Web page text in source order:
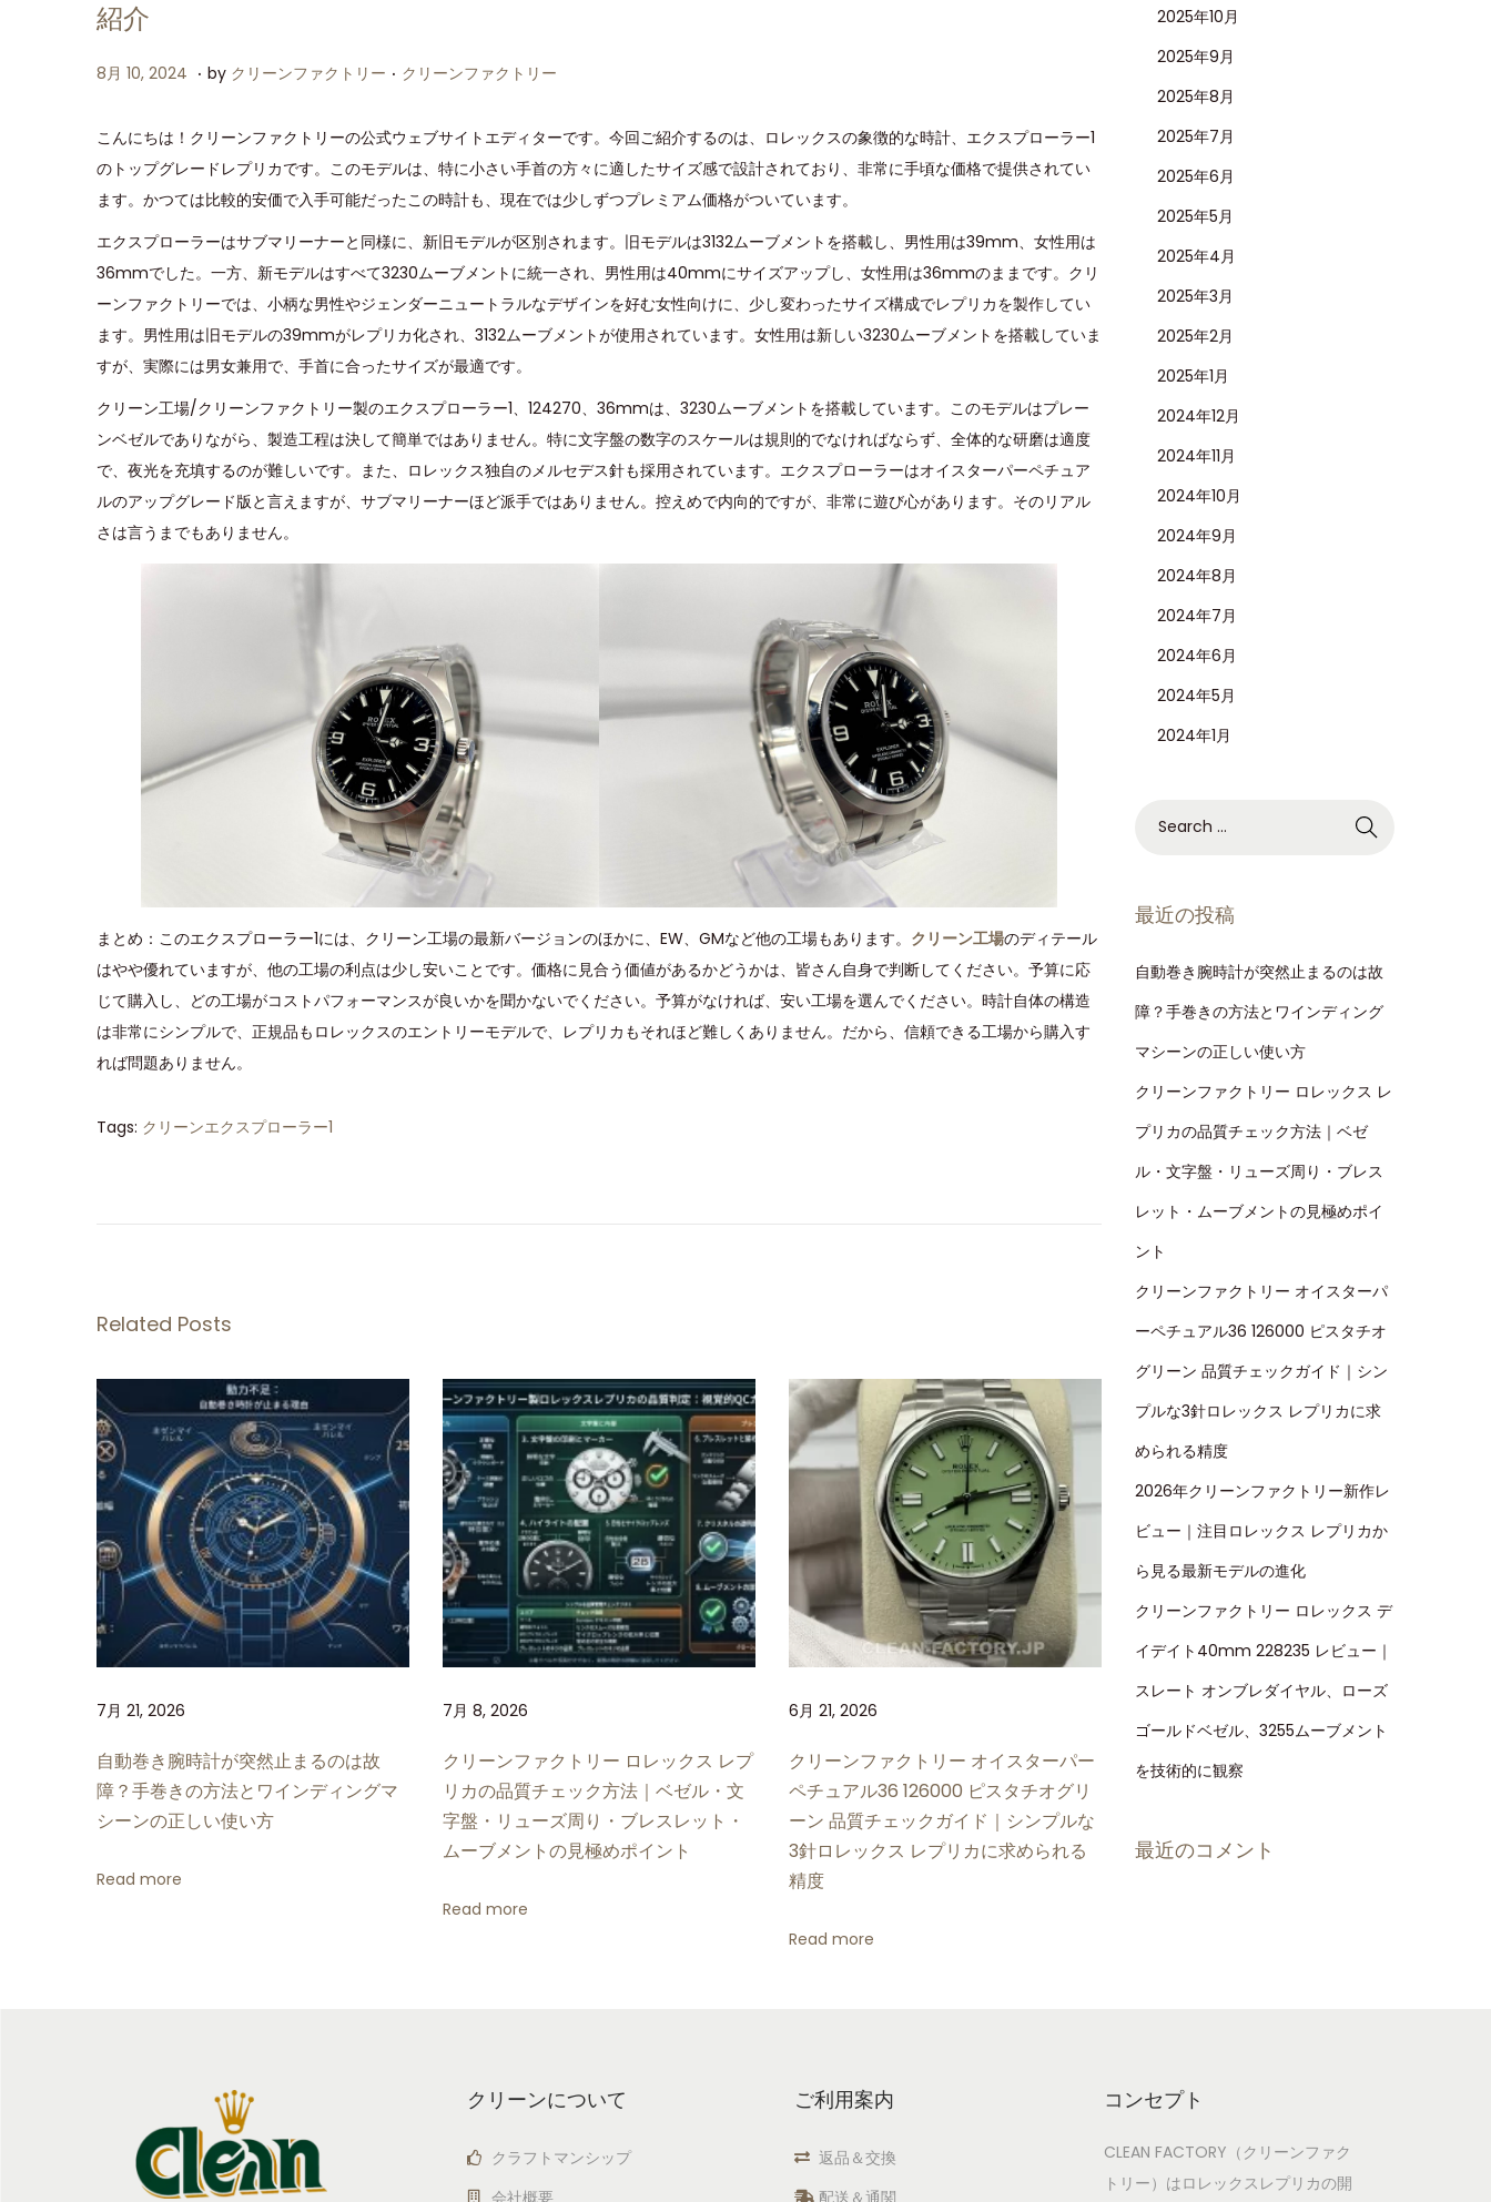
紹介
P
s
t
e
8月 10, 2024 8
1
0
,
. by クリーンファクトリー . P
s
t
e
クリーンファクトリー
こんにちは！クリーンファクトリーの公式ウェブサイトエディターです。今回ご紹介するのは、ロレックスの象徴的な時計、エクスプローラー1
のトップグレードレプリカです。このモデルは、特に小さい手首の方々に適したサイズ感で設計されており、非常に手頃な価格で提供されてい
ます。かつては比較的安価で入手可能だったこの時計も、現在では少しずつプレミアム価格がついています。
エクスプローラーはサブマリーナーと同様に、新旧モデルが区別されます。旧モデルは3132ムーブメントを搭載し、男性用は39mm、女性用は
36mmでした。一方、新モデルはすべて3230ムーブメントに統一され、男性用は40mmにサイズアップし、女性用は36mmのままです。クリ
ーンファクトリーでは、小柄な男性やジェンダーニュートラルなデザインを好む女性向けに、少し変わったサイズ構成でレプリカを製作してい
ます。男性用は旧モデルの39mmがレプリカ化され、3132ムーブメントが使用されています。女性用は新しい3230ムーブメントを搭載していま
すが、実際には男女兼用で、手首に合ったサイズが最適です。
クリーン工場/クリーンファクトリー製のエクスプローラー1、124270、36mmは、3230ムーブメントを搭載しています。このモデルはプレー
ンベゼルでありながら、製造工程は決して簡単ではありません。特に文字盤の数字のスケールは規則的でなければならず、全体的な研磨は適度
で、夜光を充填するのが難しいです。また、ロレックス独自のメルセデス針も採用されています。エクスプローラーはオイスターパーペチュア
ルのアップグレード版と言えますが、サブマリーナーほど派手ではありません。控えめで内向的ですが、非常に遊び心があります。そのリアル
さは言うまでもありません。
まとめ：このエクスプローラー1には、クリーン工場の最新バージョンのほかに、EW、GMなど他の工場もあります。 クリーン工場のディテール
はやや優れていますが、他の工場の利点は少し安いことです。価格に見合う価値があるかどうかは、皆さん自身で判断してください。予算に応
じて購入し、どの工場がコストパフォーマンスが良いかを聞かないでください。予算がなければ、安い工場を選んでください。時計自体の構造
は非常にシンプルで、正規品もロレックスのエントリーモデルで、レプリカもそれほど難しくありません。だから、信頼できる工場から購入す
れば問題ありません。
Tags: クリーンエクスプローラー1
工
製
ロ
レ
ッ
ク
ス
ヨ
ッ
ト
タ
ー
1
2
6
Related Posts
7月 21, 2026
自動巻き腕時計が突然止まるのは故
障？手巻きの方法とワインディングマ
シーンの正しい使い方
Read more
7月 8, 2026
クリーンファクトリー ロレックス レプ
リカの品質チェック方法｜ベゼル・文
字盤・リューズ周り・ブレスレット・
ムーブメントの見極めポイント
Read more
6月 21, 2026
クリーンファクトリー オイスターパー
ペチュアル36 126000 ピスタチオグリ
ーン 品質チェックガイド｜シンプルな
3針ロレックス レプリカに求められる
精度
Read more
2025年10月
2025年9月
2025年8月
2025年7月
2025年6月
2025年5月
2025年4月
2025年3月
2025年2月
2025年1月
2024年12月
2024年11月
2024年10月
2024年9月
2024年8月
2024年7月
2024年6月
2024年5月
2024年1月
最近の投稿
自動巻き腕時計が突然止まるのは故
障？手巻きの方法とワインディング
マシーンの正しい使い方
クリーンファクトリー ロレックス レ
プリカの品質チェック方法｜ベゼ
ル・文字盤・リューズ周り・ブレス
レット・ムーブメントの見極めポイ
ント
クリーンファクトリー オイスターパ
ーペチュアル36 126000 ピスタチオ
グリーン 品質チェックガイド｜シン
プルな3針ロレックス レプリカに求
められる精度
2026年クリーンファクトリー新作レ
ビュー｜注目ロレックス レプリカか
ら見る最新モデルの進化
クリーンファクトリー ロレックス デ
イデイト40mm 228235 レビュー｜
スレート オンブレダイヤル、ローズ
ゴールドベゼル、3255ムーブメント
を技術的に観察
最近のコメント
クリーンについて
クラフトマンシップ
ご利用案内
返品＆交換
コンセプト
CLEAN FACTORY（クリーンファク
トリー）はロレックスレプリカの開